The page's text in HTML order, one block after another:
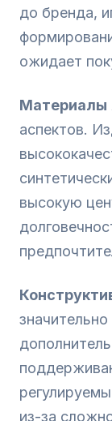
до бренда,
ожидает
Материалы
аспектов.
высокую
из-за